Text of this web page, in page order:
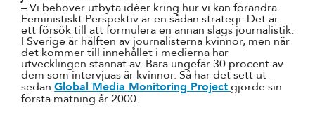
– Vi behöver utbyta idéer kring hur vi kan förändra.
Feministiskt Perspektiv är en sådan strategi. Det är
ett försök till att formulera en annan slags journalistik.
I Sverige är hälften av journalisterna kvinnor, men när
det kommer till innehållet i medierna har
utvecklingen stannat av. Bara ungefär 30 procent av
dem som intervjuas är kvinnor. Så har det sett ut
sedan Global Media Monitoring Projectgjorde sin
första mätning år 2000.